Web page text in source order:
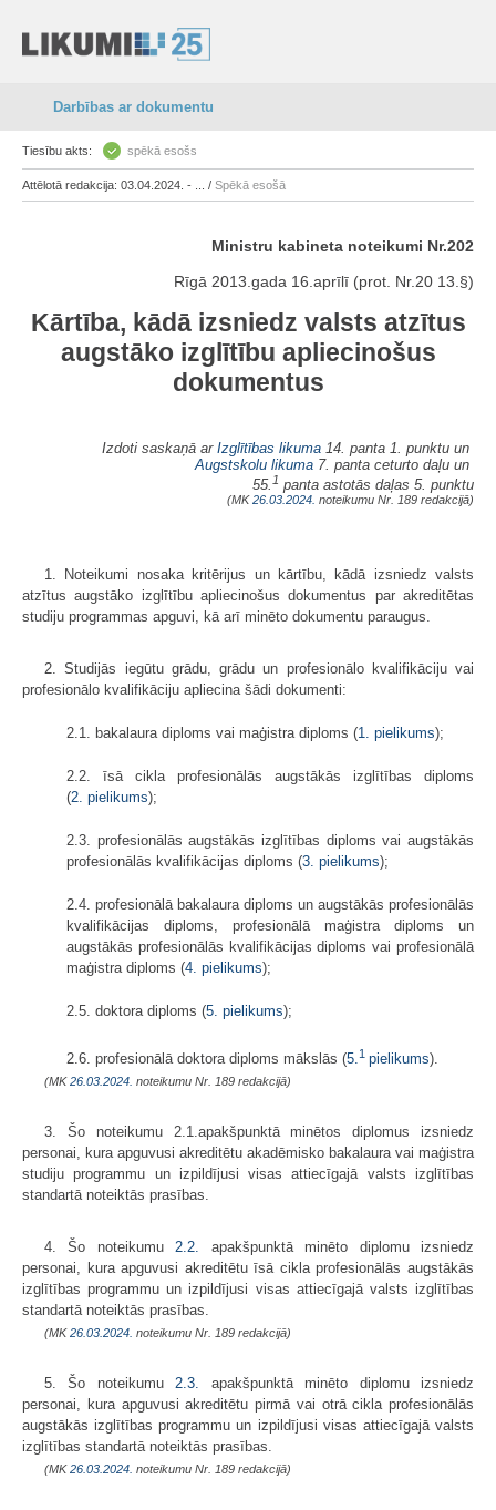
Darbības ar dokumentu
Tiesību akts: spēkā esošs
Attēlotā redakcija: 03.04.2024. - ... / Spēkā esošā
Ministru kabineta noteikumi Nr.202
Rīgā 2013.gada 16.aprīlī (prot. Nr.20 13.§)
Kārtība, kādā izsniedz valsts atzītus
augstāko izglītību apliecinošus
dokumentus
Izdoti saskaņā ar Izglītības likuma 14. panta 1. punktu un
Augstskolu likuma 7. panta ceturto daļu un
55. 1 panta astotās daļas 5. punktu
(MK26.03.2024. noteikumu Nr. 189 redakcijā)
1. Noteikumi nosaka kritērijus un kārtību, kādā izsniedz valsts
atzītus augstāko izglītību apliecinošus dokumentus par akreditētas
studiju programmas apguvi, kā arī minēto dokumentu paraugus.
2. Studijās iegūtu grādu, grādu un profesionālo kvalifikāciju vai
profesionālo kvalifikāciju apliecina šādi dokumenti:
2.1. bakalaura diploms vai maģistra diploms (1. pielikums);
2.2. īsā cikla profesionālās augstākās izglītības diploms
(2. pielikums);
2.3. profesionālās augstākās izglītības diploms vai augstākās
profesionālās kvalifikācijas diploms (3. pielikums);
2.4. profesionālā bakalaura diploms un augstākās profesionālās
kvalifikācijas diploms, profesionālā maģistra diploms un
augstākās profesionālās kvalifikācijas diploms vai profesionālā
maģistra diploms (4. pielikums);
2.5. doktora diploms (5. pielikums);
2.6. profesionālā doktora diploms mākslās (5.1 pielikums).
(MK26.03.2024. noteikumu Nr. 189 redakcijā)
3. Šo noteikumu 2.1.apakšpunktā minētos diplomus izsniedz
personai, kura apguvusi akreditētu akadēmisko bakalaura vai maģistra
studiju programmu un izpildījusi visas attiecīgajā valsts izglītības
standartā noteiktās prasības.
4. Šo noteikumu2.2. apakšpunktā minēto diplomu izsniedz
personai, kura apguvusi akreditētu īsā cikla profesionālās augstākās
izglītības programmu un izpildījusi visas attiecīgajā valsts izglītības
standartā noteiktās prasības.
(MK26.03.2024. noteikumu Nr. 189 redakcijā)
5. Šo noteikumu2.3. apakšpunktā minēto diplomu izsniedz
personai, kura apguvusi akreditētu pirmā vai otrā cikla profesionālās
augstākās izglītības programmu un izpildījusi visas attiecīgajā valsts
izglītības standartā noteiktās prasības.
(MK26.03.2024. noteikumu Nr. 189 redakcijā)